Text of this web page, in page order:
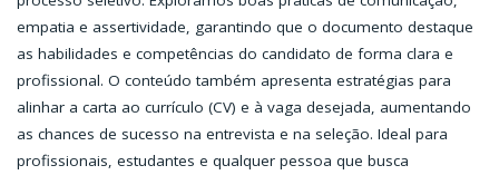
empatia e assertividade, garantindo que o documento destaque
as habilidades e competências do candidato de forma clara e
profissional. O conteúdo também apresenta estratégias para
alinhar a carta ao currículo (CV) e à vaga desejada, aumentando
as chances de sucesso na entrevista e na seleção. Ideal para
profissionais, estudantes e qualquer pessoa que busca